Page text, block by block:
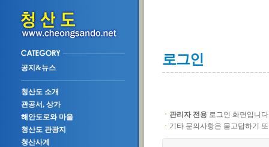
공지&뉴스
청산도 소개
관공서, 상가
해안도로와 마을
청산도 관광지
청산사계
로그인
ㆍ 관리자 전용 로그인 화면입니
ㆍ 기타 문의사항은 묻고답하기